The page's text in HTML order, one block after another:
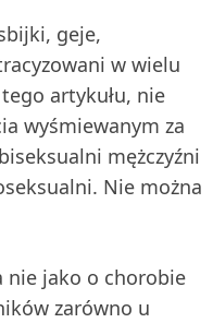
geje,
w wielu
artykułu, nie
wyśmiewanym za
mężczyźni
Nie można
nie jako o chorobie
zarówno u